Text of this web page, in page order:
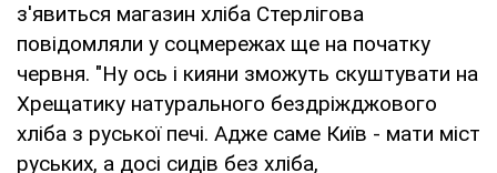
з'явиться магазин хліба Стерлігова
повідомляли у соцмережах ще на початку
червня. "Ну ось і кияни зможуть скуштувати на
Хрещатику натурального бездріжджового
хліба з руської печі. Адже саме Київ - мати міст
руських, а досі сидів без хліба,